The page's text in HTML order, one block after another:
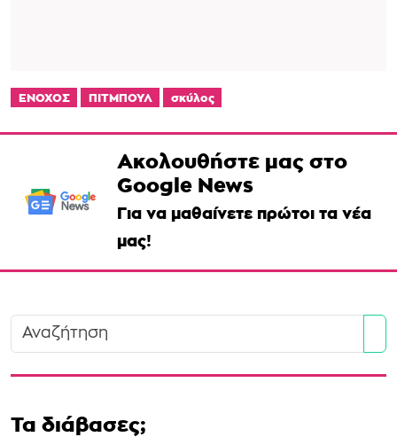
ΕΝΟΧΟΣ ΠΙΤΜΠΟΥΛ σκύλος
Ακολουθήστε μας στο
Google News
Για να μαθαίνετε πρώτοι τα νέα
μας!
Τα διάβασες;